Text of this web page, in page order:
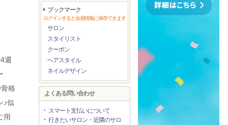
週
格
♪似
用
ブックマーク
ログインすると会員情報に保存できます
サロン
スタイリスト
クーポン
ヘアスタイル
ネイルデザイン
よくある問い合わせ
スマート支払いについて
行きたいサロン・近隣のサロ